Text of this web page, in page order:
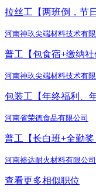
拉丝工【两班倒，节
河南神玖尖端材料技术有
普工【包食宿+缴纳社
河南神玖尖端材料技术有
包装工【年终福利、
河南省荣德食品有限公司
普工【长白班+全勤奖
河南裕达耐火材料有限公司
查看更多相似职位